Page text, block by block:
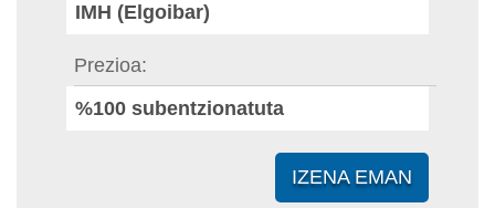
IMH (Elgoibar)
Prezioa
%100 subentzionatuta
IZENA EMAN